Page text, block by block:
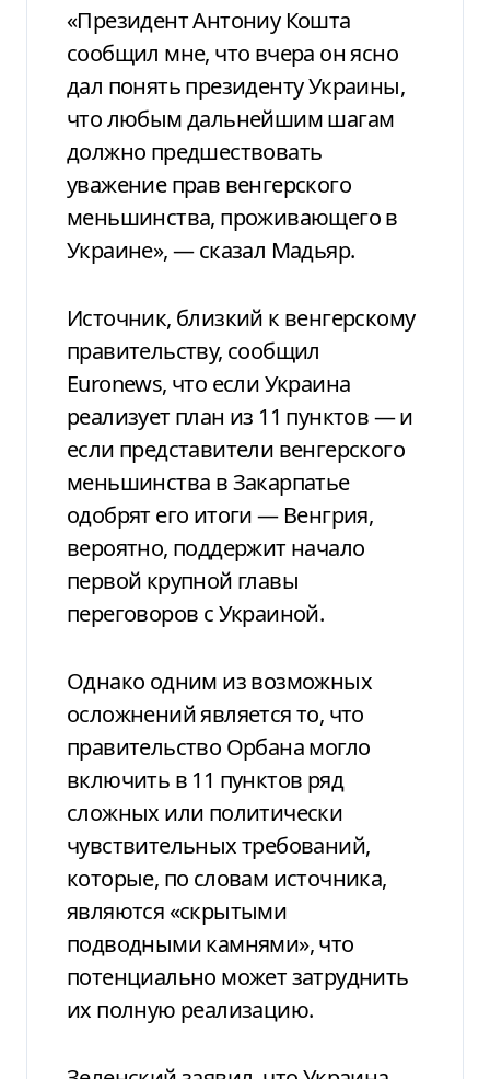
«Президент Антониу Кошта
сообщил мне, что вчера он ясно
дал понять президенту Украины,
что любым дальнейшим шагам
должно предшествовать
уважение прав венгерского
меньшинства, проживающего в
Украине», — сказал Мадьяр.
Источник, близкий к венгерскому
правительству, сообщил
Euronews, что если Украина
реализует план из 11 пунктов — и
если представители венгерского
меньшинства в Закарпатье
одобрят его итоги — Венгрия,
вероятно, поддержит начало
первой крупной главы
переговоров с Украиной.
Однако одним из возможных
осложнений является то, что
правительство Орбана могло
включить в 11 пунктов ряд
сложных или политически
чувствительных требований,
которые, по словам источника,
являются «скрытыми
подводными камнями», что
потенциально может затруднить
их полную реализацию.